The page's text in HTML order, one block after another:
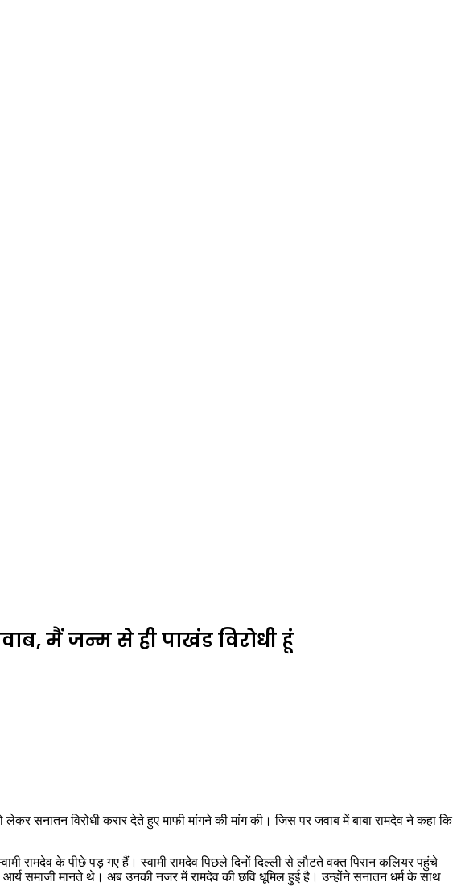
मैं जन्म से ही पाखंड विरोधी हूं
सनातन विरोधी करार देते हुए माफी मांगने की मांग की। जिस पर जवाब में बाबा रामदेव ने कहा कि
रामदेव के पीछे पड़ गए हैं। स्वामी रामदेव पिछले दिनों दिल्ली से लौटते वक्त पिरान कलियर पहुंचे
समाजी मानते थे। अब उनकी नजर में रामदेव की छवि धूमिल हुई है। उन्होंने सनातन धर्म के साथ